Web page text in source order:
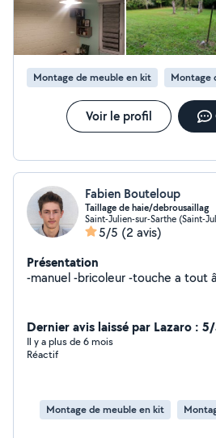
Montage de meuble en kit Montage
Voir le profil
Fabien Bouteloup
Taillage de haie/debrousaillag
Saint-Julien-sur-Sarthe (Saint-
5/5 (2 avis)
Présentation
-manuel -bricoleur -touche a tout
Dernier avis laissé par Lazaro :
Il y a plus de 6 mois
Réactif
Montage de meuble en kit